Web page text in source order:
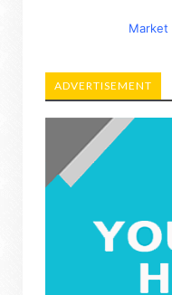
Market
ADVERTISEMENT